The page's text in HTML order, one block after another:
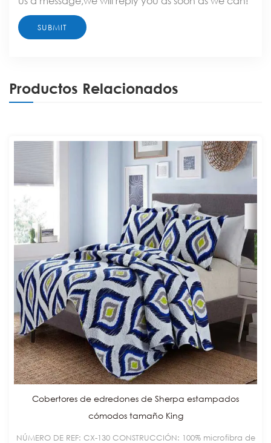
Productos Relacionados
Cobertores de edredones de Sherpa estampados
cómodos tamaño King
NÚMERO DE REF: CX-130 CONSTRUCCIÓN: 100% microfibra de